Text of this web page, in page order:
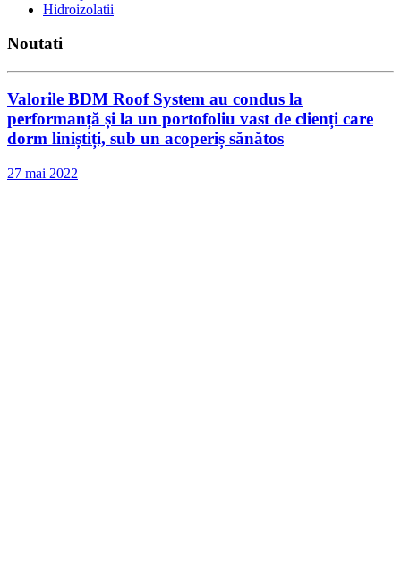
Hidroizolatii
Noutati
Valorile BDM Roof System au condus la
performanță și la un portofoliu vast de clienți care
dorm liniștiți, sub un acoperiș sănătos
27 mai 2022